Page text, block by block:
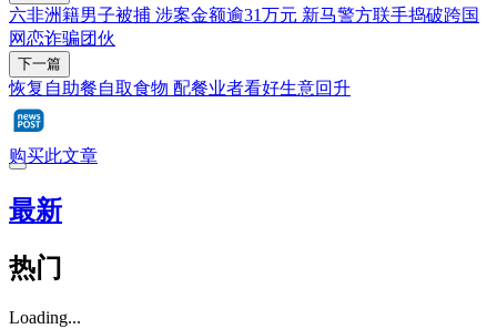
六非洲籍男子被捕 涉案金额逾31万元 新马警方联手捣破跨国
网恋诈骗团伙
下一篇
恢复自助餐自取食物 配餐业者看好生意回升
购买此文章
最新
热门
Loading...